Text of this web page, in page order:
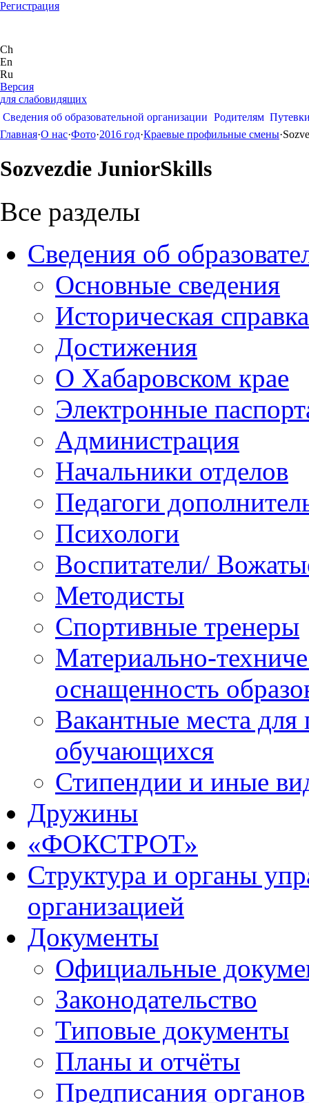
Регистрация
Ch
En
Ru
Версия
для слабовидящих
Сведения об образовательной организации Родителям
Главная·О нас·Фото·2016 год·Краевые профильные смены·
Sozvezdie JuniorSkills
Все разделы
Сведения об
Основные сведения
Историческая справка
Достижения
О Хабаровском крае
Электронные
Администрация
Начальники отделов
Педагоги
Психологи
Воспитатели/
Методисты
Спортивные тренеры
Материально-
оснащенность
Вакантные места для
обучающихся
Стипендии и иные
Дружины
«ФОКСТРОТ»
Структура и органы
организацией
Документы
Официальные
Законодательство
Типовые документы
Планы и отчёты
Предписания